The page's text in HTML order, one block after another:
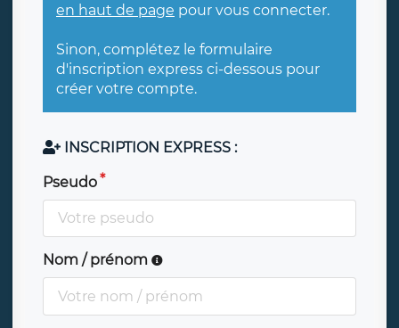
en haut de page pour vous connecter.
Sinon, complétez le formulaire
d'inscription express ci-dessous pour
créer votre compte.
INSCRIPTION EXPRESS :
Pseudo
Nom / prénom